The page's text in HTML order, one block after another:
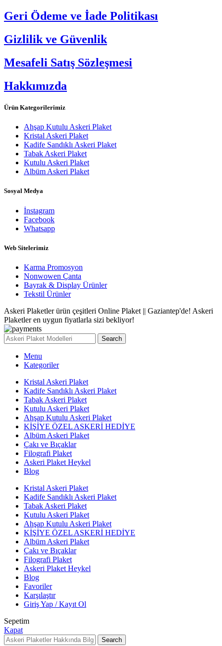
Geri Ödeme ve İade Politikası
Gizlilik ve Güvenlik
Mesafeli Satış Sözleşmesi
Hakkımızda
Ürün Kategorilerimiz
Ahşap Kutulu Askeri Plaket
Kristal Askeri Plaket
Kadife Sandıklı Askeri Plaket
Tabak Askeri Plaket
Kutulu Askeri Plaket
Albüm Askeri Plaket
Sosyal Medya
İnstagram
Facebook
Whatsapp
Web Sitelerimiz
Karma Promosyon
Nonwowen Çanta
Bayrak & Display Ürünler
Tekstil Ürünler
Askeri Plaketler ürün çeşitleri Online Plaket || Gaziantep'de! Askeri
Plaketler en uygun fiyatlarla sizi bekliyor!
Search
Menu
Kategoriler
Kristal Askeri Plaket
Kadife Sandıklı Askeri Plaket
Tabak Askeri Plaket
Kutulu Askeri Plaket
Ahşap Kutulu Askeri Plaket
KİŞİYE ÖZEL ASKERİ HEDİYE
Albüm Askeri Plaket
Çakı ve Bıçaklar
Filografi Plaket
Askeri Plaket Heykel
Blog
Kristal Askeri Plaket
Kadife Sandıklı Askeri Plaket
Tabak Askeri Plaket
Kutulu Askeri Plaket
Ahşap Kutulu Askeri Plaket
KİŞİYE ÖZEL ASKERİ HEDİYE
Albüm Askeri Plaket
Çakı ve Bıçaklar
Filografi Plaket
Askeri Plaket Heykel
Blog
Favoriler
Karşılaştır
Giriş Yap / Kayıt Ol
Sepetim
Kapat
Search